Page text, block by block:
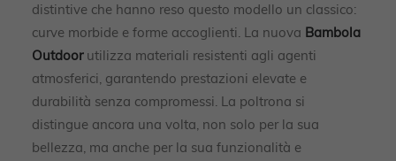
distintive che hanno reso questo modello un classico:
curve morbide e forme accoglienti. La nuova Bambola
Outdoorutilizza materiali resistenti agli agenti
atmosferici, garantendo prestazioni elevate e
durabilità senza compromessi. La poltrona si
distingue ancora una volta, non solo per la sua
bellezza, ma anche per la sua funzionalità e